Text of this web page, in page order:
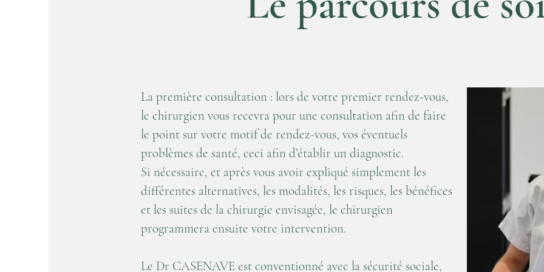
La première consultation : lors de votre premier rendez-vous,
le chirurgien vous recevra pour une consultation afin de faire
le point sur votre motif de rendez-vous, vos éventuels
problèmes de santé, ceci afin d’établir un diagnostic.
Si nécessaire, et après vous avoir expliqué simplement les
différentes alternatives, les modalités, les risques, les bénéfices
et les suites de la chirurgie envisagée, le chirurgien
programmera ensuite votre intervention.
Le Dr CASENAVE est conventionné avec la sécurité sociale,